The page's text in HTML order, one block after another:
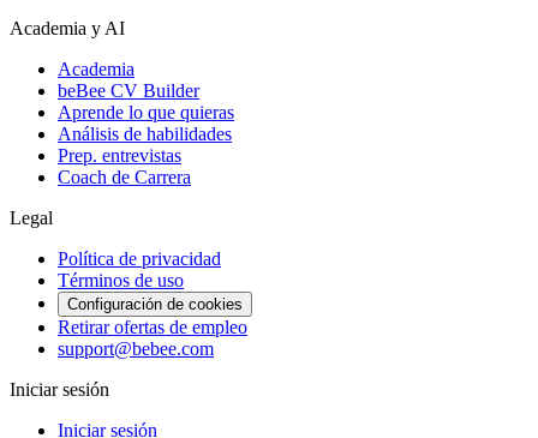
Academia y AI
Academia
beBee CV Builder
Aprende lo que quieras
Análisis de habilidades
Prep. entrevistas
Coach de Carrera
Legal
Política de privacidad
Términos de uso
Configuración de cookies
Retirar ofertas de empleo
support@bebee.com
Iniciar sesión
Iniciar sesión